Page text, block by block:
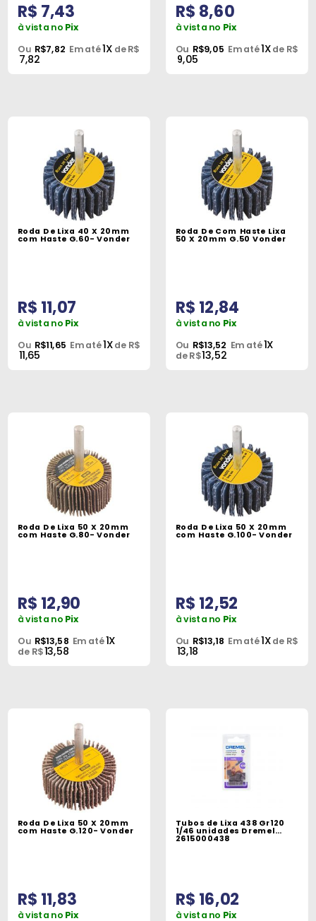
R$ 7,43
à vista no Pix
Ou R$7,82 Em até1X de R$
7,82
R$ 8,60
à vista no Pix
Ou R$9,05 Em até1Xde R$
9,05
Roda De Lixa 40 X 20mm
com Haste G.60- Vonder
R$ 11,07
à vista no Pix
Ou R$11,65 Em até1Xde R$
11,65
Roda De Com Haste Lixa
50 X 20mm G.50 Vonder
R$ 12,84
à vista no Pix
Ou R$13,52 Em até1X
de R$13,52
Roda De Lixa 50 X 20mm
com Haste G.80- Vonder
R$ 12,90
à vista no Pix
Ou R$13,58 Em até1X
de R$13,58
Roda De Lixa 50 X 20mm
com Haste G.100- Vonder
R$ 12,52
à vista no Pix
Ou R$13,18 Em até1Xde R$
13,18
Roda De Lixa 50 X 20mm
com Haste G.120- Vonder
R$ 11,83
à vista no Pix
Tubos de Lixa 438 Gr120
1/46 unidades Dremel
2615000438
R$ 16,02
à vista no Pix